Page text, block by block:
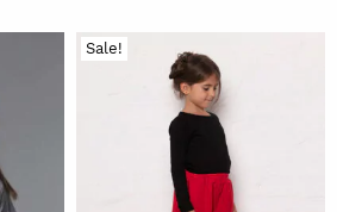
Sale!